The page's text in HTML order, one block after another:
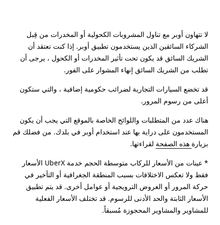
لا تتهاون أوبر مع تناول المشروبات الكحولية أو المخدرات من قِبل
الشركاء السائقين الذين يستخدمون تطبيق أوبر. إذا كنت تعتقد أن
الشريك السائق قد يكون تحت تأثير المخدرات أو الكحول ، يرجى أن
تطلب من الشريك السائق إنهاء المشوار على الفور.
قد تخضع السيارات التجارية لضرائب حكومية إضافية ، والتي ستكون
أعلى من رسوم المرور.
هناك عدد من المتطلبات واللوائح الخاصة بالموقع التي يجب أن يكون
المستخدمون على دراية بها عند استخدام أوبر في بلدك. من فضلك قم
بزيارة هذه الصفحة لقراءتها.
* عينات من الأسعار للركاب متوسطة الحجم خدمة UberX الأسعار
فقط ولا تعكس الاختلافات بسبب المنطقة الجغرافية أو التأخير في
حركة المرور أو العروض الترويجية أو عوامل أخرى. قد يتم تطبيق
الأسعار الثابتة والحد الأدنى للرسوم. قد تختلف الأسعار الفعلية
للمشاوير والمشاوير المحجوزة مُسبقاً.